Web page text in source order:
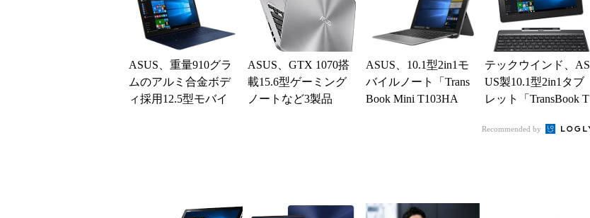
ASUS、重量910グラ
ムのアルミ合金ボデ
ィ採用12.5型モバイ
ASUS、GTX 1070搭
載15.6型ゲーミング
ノートなど3製品
ASUS、10.1型2in1モ
バイルノート「Trans
Book Mini T103HA
テックウインド、AS
US製10.1型2in1タブ
レット「TransBook T
Recommended by